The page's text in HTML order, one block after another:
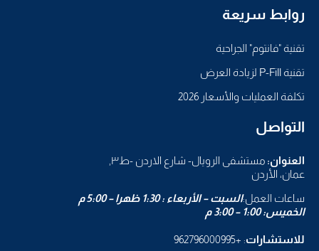
روابط سريعة
تقنية "فانتوم" الجراحية
تقنية P-Fill لزيادة العرض
تكلفة العمليات والأسعار 2026
التواصل
العنوان: مستشفى الرويال- شارع الاردن -ط٣,
عمان، الأردن
ساعات العمل:السبت – الأربعاء : 1:30 ظهرا – 5:00 م
الخميس: 1:00 – 3:00 م
للاستشارات: +962796000995